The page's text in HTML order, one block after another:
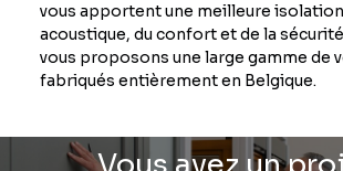
vous apportent une meilleure
acoustique, du confort et de la
vous proposons une large gamme de
fabriqués entièrement en Belgique.